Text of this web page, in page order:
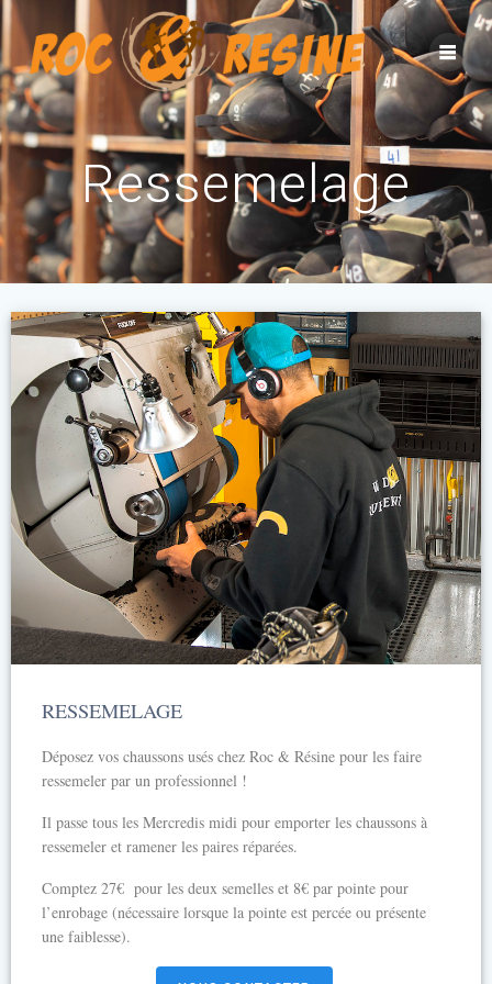
Ressemelage
RESSEMELAGE
Déposez vos chaussons usés chez Roc & Résine pour les faire
ressemeler par un professionnel !
Il passe tous les Mercredis midi pour emporter les chaussons à
ressemeler et ramener les paires réparées.
Comptez 27€ pour les deux semelles et 8€ par pointe pour
l’enrobage (nécessaire lorsque la pointe est percée ou présente
une faiblesse).